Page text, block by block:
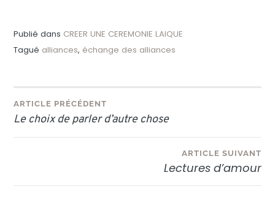
Publié dans CREER UNE CEREMONIE LAIQUE
Tagué alliances, échange des alliances
Navigation
ARTICLE PRÉCÉDENT
Le choix de parler d’autre chose
ARTICLE SUIVANT
Lectures d’amour